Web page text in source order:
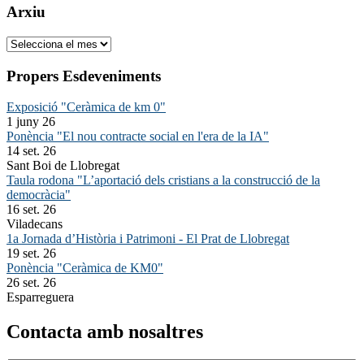
Arxiu
Arxiu
Propers Esdeveniments
Exposició "Ceràmica de km 0"
1 juny 26
Ponència "El nou contracte social en l'era de la IA"
14 set. 26
Sant Boi de Llobregat
Taula rodona "L’aportació dels cristians a la construcció de la
democràcia"
16 set. 26
Viladecans
1a Jornada d’Història i Patrimoni - El Prat de Llobregat
19 set. 26
Ponència "Ceràmica de KM0"
26 set. 26
Esparreguera
Contacta amb nosaltres